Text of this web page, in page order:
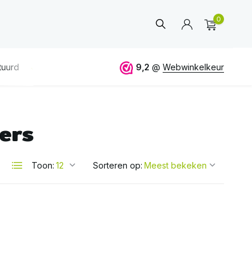
0
verzending vanaf 50€ ALTIJDeerlijk
9,2 @ Webwinkelkeur
Toon: Sorteren op: